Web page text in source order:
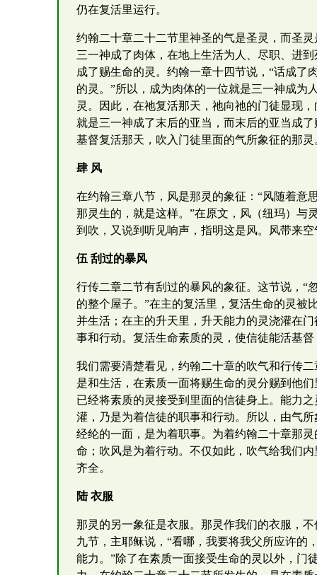
仍在复活里运行。
约翰二十章二十二节里神圣的气是圣灵，而圣
三一神成了肉体，在地上生活为人、尽职、进
成了赐生命的灵。约翰一章十四节说，“话成了
的灵。”所以，成为肉体的一位就是三一神成为
灵。因此，在祂复活那天，祂向祂的门徒显现
就是三一神成了末后的亚当，而末后的亚当成
基督复活那天，吹入门徒里面的气所象征的那灵
肆 风
在约翰三章八节，风是那灵的象征：“风随着意
那灵生的，就是这样。”在原文，风（纽玛）与
到吹，又说到听见响声，指明这是风。风带来
伍 刮过的暴风
行传二章二节有刮过的暴风的象征。这节说，“
的整个屋子。”在主的复活里，复活生命的灵被
并生活；在主的升天里，升天能力的灵浇灌在
事和行动。复活生命素质的灵，使信徒能活基
我们需要清楚看见，约翰二十章的吹气和行传
是和生活，在素质一面将赐生命的灵分赐到他
已经将素质的灵接受到里面的信徒身上。能力
灌，乃是为着信徒的职事和行动。所以，由气
经纶的一面，是为着职事。为着约翰二十章那
命；吹风是为着行动。不仅如此，吹气给我们
齐全。
陆 衣服
那灵的另一象征是衣服。那灵作我们的衣服，
九节，主耶稣说，“看哪，我要将我父所应许的
能力。”除了在素质一面接受生命的灵以外，门